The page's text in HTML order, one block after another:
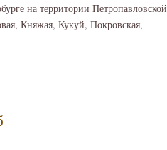
на территории Петропавловской
Княжая, Кукуй, Покровская,